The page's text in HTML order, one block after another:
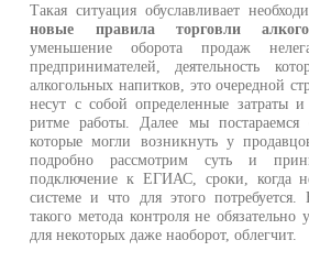
Такая ситуация обуславливает
новые правила торговли
уменьшение оборота продаж
предпринимателей, деятельность
алкогольных напитков, это очередной
несут с собой определенные затраты
ритме работы. Далее мы постараемся
которые могли возникнуть у
подробно рассмотрим суть и
подключение к ЕГИАС, сроки, когда
системе и что для этого
такого метода контроля не
для некоторых даже наоборот, облегчит.